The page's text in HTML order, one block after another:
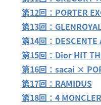
第12回：PORTER
第13回：
第14回：
第15回：Dior HIT
第16回：sacai ×
第17回：RAMIDUS
第18回：4